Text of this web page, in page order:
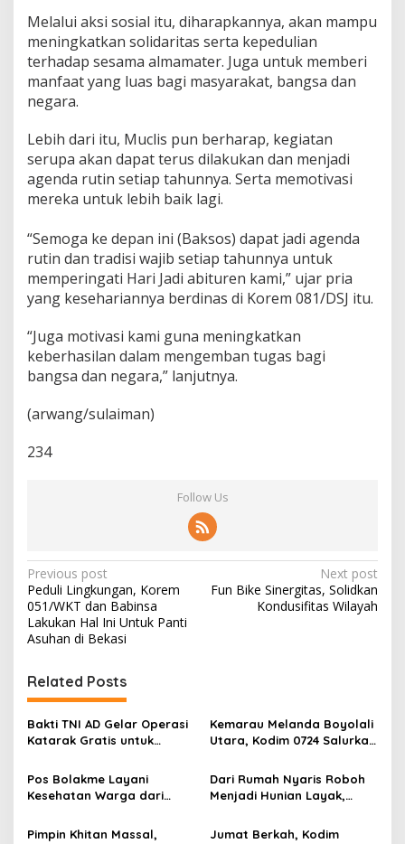
Melalui aksi sosial itu, diharapkannya, akan mampu
meningkatkan solidaritas serta kepedulian
terhadap sesama almamater. Juga untuk memberi
manfaat yang luas bagi masyarakat, bangsa dan
negara.
Lebih dari itu, Muclis pun berharap, kegiatan
serupa akan dapat terus dilakukan dan menjadi
agenda rutin setiap tahunnya. Serta memotivasi
mereka untuk lebih baik lagi.
“Semoga ke depan ini (Baksos) dapat jadi agenda
rutin dan tradisi wajib setiap tahunnya untuk
memperingati Hari Jadi abituren kami,” ujar pria
yang kesehariannya berdinas di Korem 081/DSJ itu.
“Juga motivasi kami guna meningkatkan
keberhasilan dalam mengemban tugas bagi
bangsa dan negara,” lanjutnya.
(arwang/sulaiman)
234
Follow Us
P
o
s
t
n
a
v
i
g
a
t
Previous post
Peduli Lingkungan, Korem
051/WKT dan Babinsa
Lakukan Hal Ini Untuk Panti
Asuhan di Bekasi
Next post
Fun Bike Sinergitas, Solidkan
Kondusifitas Wilayah
Related Posts
Bakti TNI AD Gelar Operasi
Katarak Gratis untuk
Kemarau Melanda Boyolali
Utara, Kodim 0724 Salurkan
Pos Bolakme Layani
Kesehatan Warga dari
Pegunungan
Dari Rumah Nyaris Roboh
Menjadi Hunian Layak,
Wujudkan Harapan Ibu Feri
Pimpin Khitan Massal,
Jumat Berkah, Kodim